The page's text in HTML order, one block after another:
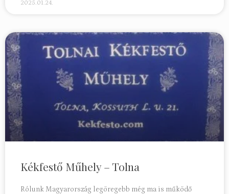
2025.01.24.
Kékfestő Műhely – Tolna
Rólunk Magyarország legöregebb még ma is működő